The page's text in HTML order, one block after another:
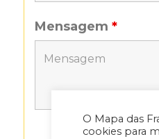
O Mapa das
cookies para
Mensagem*